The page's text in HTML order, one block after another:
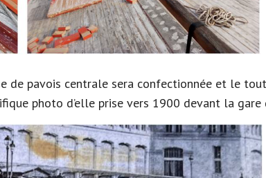
de pavois centrale sera confectionnée et le
photo d’elle prise vers 1900 devant la